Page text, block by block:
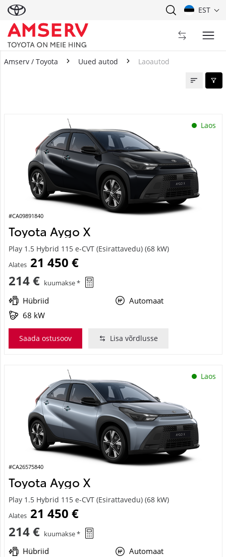
EST
Amserv / Toyota Uued autod Laoautod
Laos
#CA09891840
Toyota Aygo X
Play 1.5 Hybrid 115 e-CVT (Esirattavedu) (68 kW)
Alates 21 450 €
214 € kuumakse *
Hübriid
Automaat
68 kW
Saada ostusoov Lisa võrdlusse
Laos
#CA26575840
Toyota Aygo X
Play 1.5 Hybrid 115 e-CVT (Esirattavedu) (68 kW)
Alates 21 450 €
214 € kuumakse *
Hübriid
Automaat